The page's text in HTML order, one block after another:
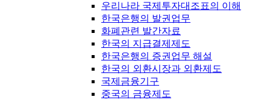
우리나라 국제투자대조표의 이해
한국은행의 발권업무
화폐관련 발간자료
한국의 지급결제제도
한국은행의 증권업무 해설
한국의 외환시장과 외환제도
국제금융기구
중국의 금융제도